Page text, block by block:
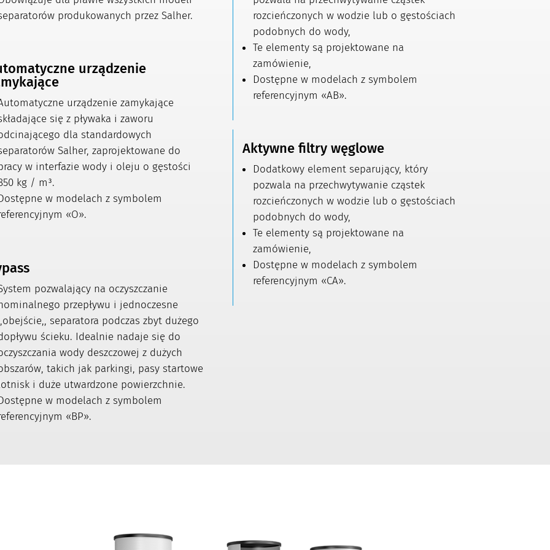
produkowanych przez Salher.
urządzenie
urządzenie zamykające
się z pływaka i zaworu
dla standardowych
Salher, zaprojektowane do
w interfazie wody i oleju o gęstości
kg / m³.
w modelach z symbolem
«O».
pozwalający na oczyszczanie
przepływu i jednoczesne
separatora podczas zbyt dużego
ścieku. Idealnie nadaje się do
wody deszczowej z dużych
takich jak parkingi, pasy startowe
i duże utwardzone powierzchnie.
w modelach z symbolem
«BP».
rozcieńczonych w wodzie lub o gęstościach
podobnych do wody,
Te elementy są projektowane na
zamówienie,
Dostępne w modelach z symbolem
referencyjnym «AB».
Aktywne filtry węglowe
Dodatkowy element separujący, który
pozwala na przechwytywanie cząstek
rozcieńczonych w wodzie lub o gęstościach
podobnych do wody,
Te elementy są projektowane na
zamówienie,
Dostępne w modelach z symbolem
referencyjnym «CA».